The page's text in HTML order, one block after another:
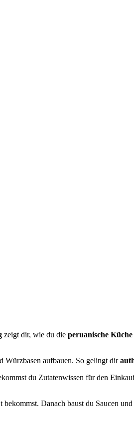
zeigt dir, wie du die peruanische Küche
Würzbasen aufbauen. So gelingt dir
du Zutatenwissen für den
Danach baust du Saucen